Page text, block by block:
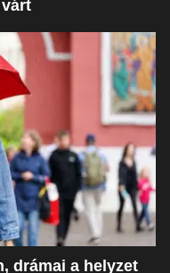
drámai a helyzet